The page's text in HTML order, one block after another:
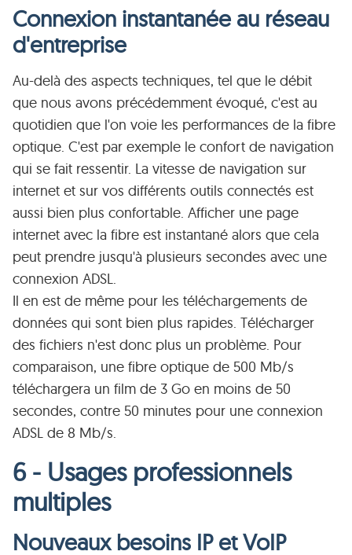
Connexion instantanée au réseau
d'entreprise
Au-delà des aspects techniques, tel que le débit
que nous avons précédemment évoqué, c'est au
quotidien que l'on voie les performances de la fibre
optique. C'est par exemple le confort de navigation
qui se fait ressentir. La vitesse de navigation sur
internet et sur vos différents outils connectés est
aussi bien plus confortable. Afficher une page
internet avec la fibre est instantané alors que cela
peut prendre jusqu'à plusieurs secondes avec une
connexion ADSL.
Il en est de même pour les téléchargements de
données qui sont bien plus rapides. Télécharger
des fichiers n'est donc plus un problème. Pour
comparaison, une fibre optique de 500 Mb/s
téléchargera un film de 3 Go en moins de 50
secondes, contre 50 minutes pour une connexion
ADSL de 8 Mb/s.
6 - Usages professionnels
multiples
Nouveaux besoins IP et VoIP